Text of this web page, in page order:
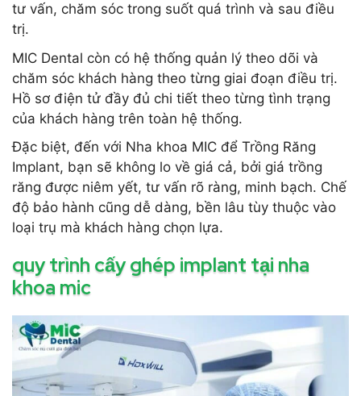
tư vấn, chăm sóc trong suốt quá trình và sau điều
trị.
MIC Dental còn có hệ thống quản lý theo dõi và
chăm sóc khách hàng theo từng giai đoạn điều trị.
Hồ sơ điện tử đầy đủ chi tiết theo từng tình trạng
của khách hàng trên toàn hệ thống.
Đặc biệt, đến với Nha khoa MIC để Trồng Răng
Implant, bạn sẽ không lo về giá cả, bởi giá trồng
răng được niêm yết, tư vấn rõ ràng, minh bạch. Chế
độ bảo hành cũng dễ dàng, bền lâu tùy thuộc vào
loại trụ mà khách hàng chọn lựa.
quy trình cấy ghép implant tại nha
khoa mic